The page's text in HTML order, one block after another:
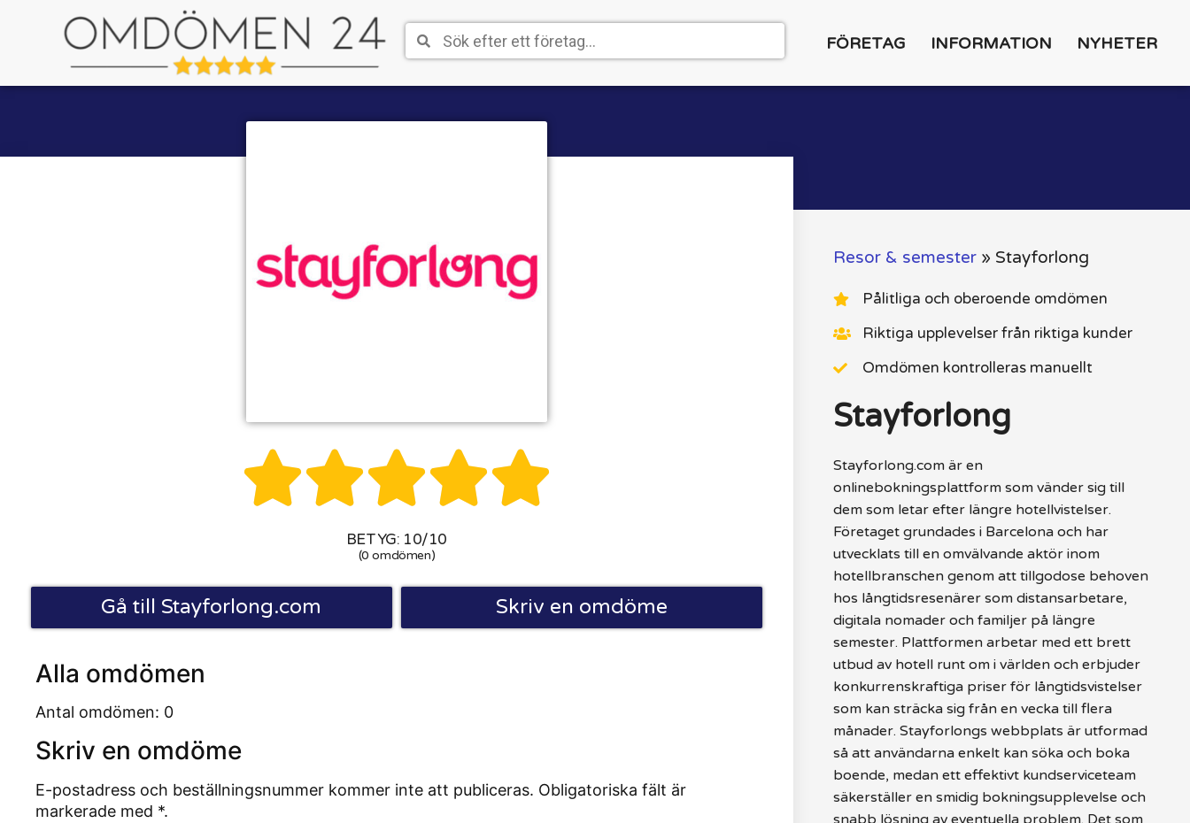
FÖRETAG INFORMATION NYHETER

BETYG: 10/10
(0 omdömen)
Gå till Stayforlong.com Skriv en omdöme
Alla omdömen
Antal omdömen: 0
Skriv en omdöme
E-postadress och beställningsnummer kommer inte att publiceras. Obligatoriska fält är
markerade med *.
Resor & semester» Stayforlong
Pålitliga och oberoende omdömen
Riktiga upplevelser från riktiga kunder
Omdömen kontrolleras manuellt
Stayforlong
Stayforlong.com är en
onlinebokningsplattform som vänder sig till
dem som letar efter längre hotellvistelser.
Företaget grundades i Barcelona och har
utvecklats till en omvälvande aktör inom
hotellbranschen genom att tillgodose behoven
hos långtidsresenärer som distansarbetare,
digitala nomader och familjer på längre
semester. Plattformen arbetar med ett brett
utbud av hotell runt om i världen och erbjuder
konkurrenskraftiga priser för långtidsvistelser
som kan sträcka sig från en vecka till flera
månader. Stayforlongs webbplats är utformad
så att användarna enkelt kan söka och boka
boende, medan ett effektivt kundserviceteam
säkerställer en smidig bokningsupplevelse och